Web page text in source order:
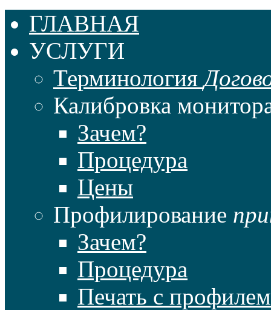
ГЛАВНАЯ
УСЛУГИ
Терминология
Калибровка
Зачем?
Процедура
Цены
Профилирование
Зачем?
Процедура
Печать с профилем